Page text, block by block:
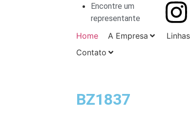
Encontre um
representante
Home A Empresa Linhas
Contato
BZ1837